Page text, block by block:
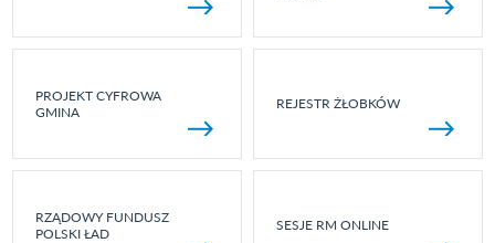
PROJEKT CYFROWA
GMINA
REJESTR ŻŁOBKÓW
RZĄDOWY FUNDUSZ
POLSKI ŁAD
SESJE RM ONLINE